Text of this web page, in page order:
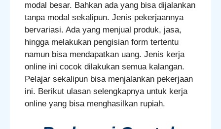
modal besar. Bahkan ada yang bisa dijalankan
tanpa modal sekalipun. Jenis pekerjaannya
bervariasi. Ada yang menjual produk, jasa,
hingga melakukan pengisian form tertentu
namun bisa mendapatkan uang. Jenis kerja
online ini cocok dilakukan semua kalangan.
Pelajar sekalipun bisa menjalankan pekerjaan
ini. Berikut ulasan selengkapnya untuk kerja
online yang bisa menghasilkan rupiah.